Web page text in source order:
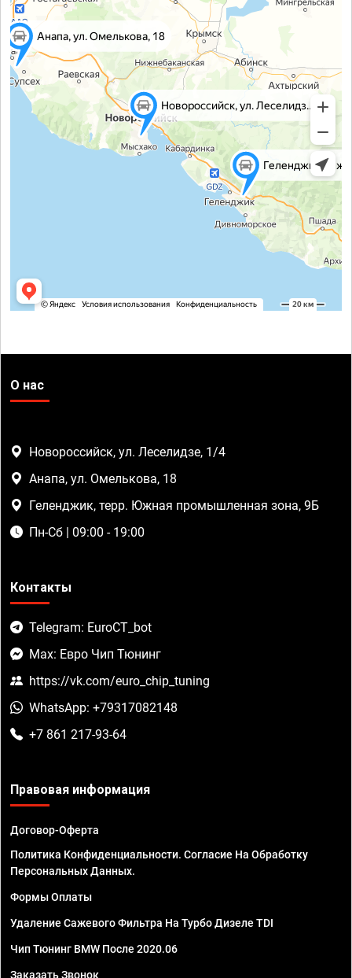
О нас
Новороссийск, ул. Леселидзе, 1/4
Анапа, ул. Омелькова, 18
Геленджик, терр. Южная промышленная зона, 9Б
Пн-Сб | 09:00 - 19:00
Контакты
Telegram: EuroCT_bot
Max: Евро Чип Тюнинг
https://vk.com/euro_chip_tuning
WhatsApp: +79317082148
+7 861 217-93-64
Правовая информация
Договор-Оферта
Политика Конфиденциальности. Согласие На Обработку
Персональных Данных.
Формы Оплаты
Удаление Сажевого Фильтра На Турбо Дизеле TDI
Чип Тюнинг BMW После 2020.06
Заказать Звонок